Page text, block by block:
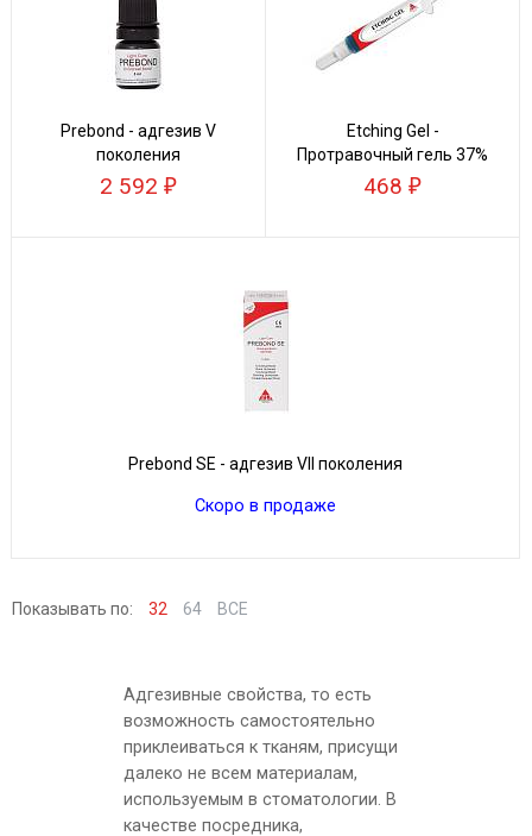
Prebond - адгезив V
поколения
2 592
Etching Gel -
Протравочный гель 37%
ортофосфорной кислоты
468
Prebond SE - адгезив VII поколения
Скоро в продаже
Показывать по: 32 64 ВСЕ
Адгезивные свойства, то есть
возможность самостоятельно
приклеиваться к тканям, присущи
далеко не всем материалам,
используемым в стоматологии. В
качестве посредника,